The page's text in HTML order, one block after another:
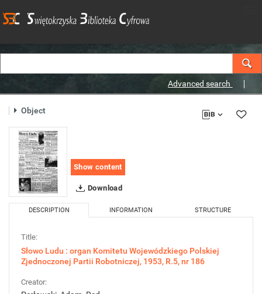
Advanced search
Object
Show content
Download
DESCRIPTION INFORMATION STRUCTURE
Title:
Słowo Ludu : organ Komitetu Wojewódzkiego Polskiej
Zjednoczonej Partii Robotniczej, 1953, R.5, nr 186
Creator: